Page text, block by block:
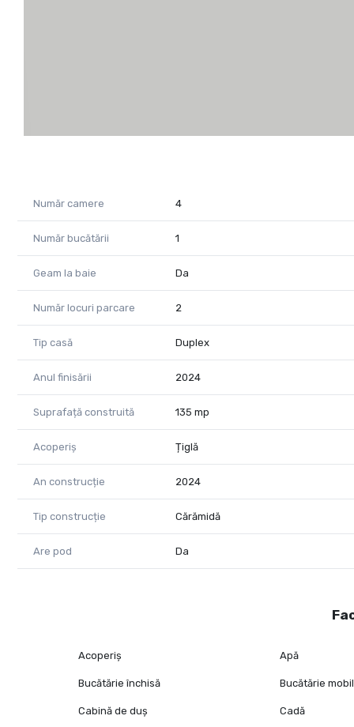
Număr camere 4
Număr bucătării 1
Geam la baie Da
Număr locuri parcare 2
Tip casă Duplex
Anul finisării 2024
Suprafață construită 135 mp
Acoperiș Țiglă
An construcție 2024
Tip construcție Cărămidă
Are pod Da
Acoperiș Apă
Bucătărie închisă Bucătărie
Cabină de duș Cadă